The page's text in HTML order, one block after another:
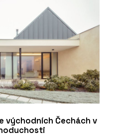
východních Čechách v